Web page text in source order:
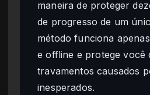
maneira de proteger
de progresso de um
método funciona
e offline e protege você
travamentos causados
inesperados.